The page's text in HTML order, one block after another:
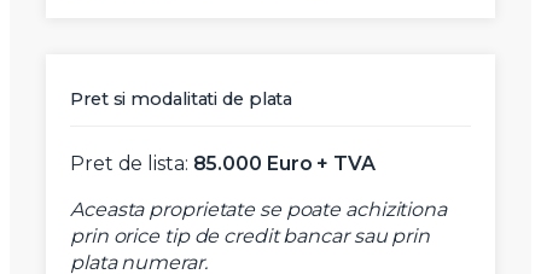
Pret si modalitati de plata
Pret de lista: 85.000 Euro + TVA
Aceasta proprietate se poate achizitiona
prin orice tip de credit bancar sau prin
plata numerar.